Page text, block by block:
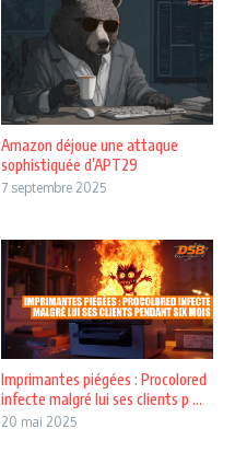
Amazon déjoue une attaque
sophistiquée d’APT29
7 septembre 2025
Imprimantes piégées : Procolored
infecte malgré lui ses clients p ...
20 mai 2025